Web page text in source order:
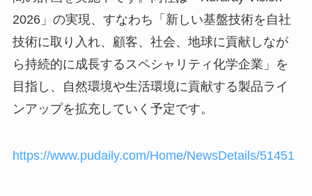
2026」の実現、すなわち「新しい基盤技術を自社
技術に取り入れ、顧客、社会、地球に貢献しなが
ら持続的に成長するスペシャリティ化学企業」を
目指し、自然環境や生活環境に貢献する製品ライ
ンアップを拡充していく予定です。
https://www.pudaily.com/Home/NewsDetails/51451